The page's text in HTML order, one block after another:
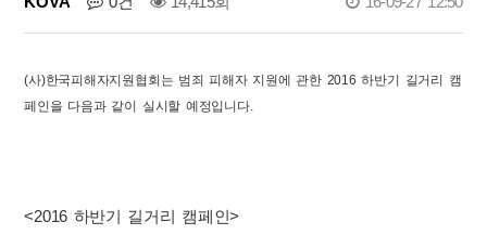
(사)한국피해자지원협회는 범죄 피해자 지원에 관한 2016 하반기 길거리 캠
페인을 다음과 같이 실시할 예정입니다.
<2016 하반기 길거리 캠페인>